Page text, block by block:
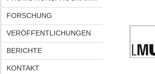
FORSCHUNG
VERÖFFENTLICHUNGEN
BERICHTE
KONTAKT